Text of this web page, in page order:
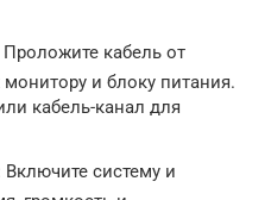
кабель от
и блоку питания.
кабель-канал для
систему и